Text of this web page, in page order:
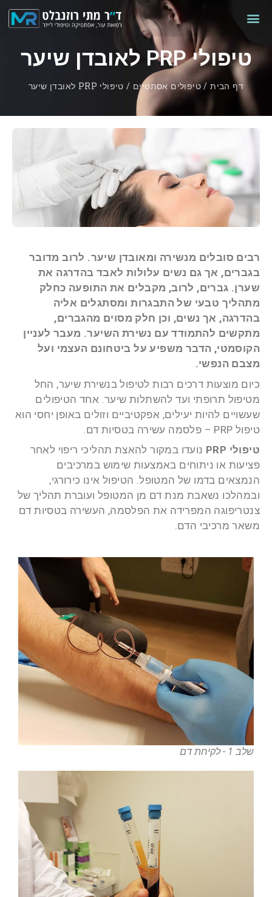
טיפולי PRP לאובדן שיער
דף הבית/טיפולים אסתטיים / טיפולי PRP לאובדן שיער
רבים סובלים מנשירה ומאובדן שיער. לרוב מדובר
בגברים, אך גם נשים עלולות לאבד בהדרגה את
שערן. גברים, לרוב, מקבלים את התופעה כחלק
מתהליך טבעי של התבגרות ומסתגלים אליה
בהדרגה, אך נשים, וכן חלק מסוים מהגברים,
מתקשים להתמודד עם נשירת השיער. מעבר לעניין
הקוסמטי, הדבר משפיע על ביטחונם העצמי ועל
מצבם הנפשי.
כיום מוצעות דרכים רבות לטיפול בנשירת שיער, החל
מטיפול תרופתי ועד להשתלות שיער. אחד הטיפולים
שעשויים להיות יעילים, אפקטיביים וזולים באופן יחסי הוא
טיפול PRP – פלסמה עשירה בטסיות דם.
טיפולי PRP
נועדו במקור להאצת תהליכי ריפוי לאחר
פציעות או ניתוחים באמצעות שימוש במרכיבים
הנמצאים בדמו של המטופל. הטיפול אינו כירורגי,
ובמהלכו נשאבת מנת דם מן המטופל ועוברת תהליך של
צנטריפוגה המפרידה את הפלסמה, העשירה בטסיות דם
משאר מרכיבי הדם.
שלב 1 - לקיחת דם